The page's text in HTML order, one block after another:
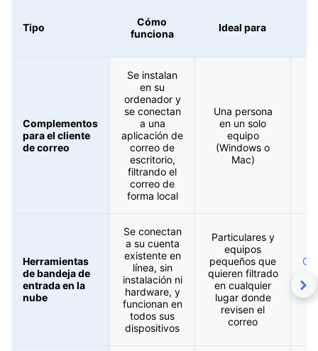
Tipo
Cómo
funciona
Ideal para
Complementos
para el cliente
de correo
Se instalan
en su
ordenador y
se conectan
a una
aplicación de
correo de
escritorio,
filtrando el
correo de
forma local
Una persona
en un solo
equipo
(Windows o
Mac)
Herramientas
de bandeja de
entrada en la
nube
Se conectan
a su cuenta
existente en
línea, sin
instalación ni
hardware, y
funcionan en
todos sus
dispositivos
Particulares y
equipos
pequeños que
quieren filtrado
en cualquier
lugar donde
revisen el
correo